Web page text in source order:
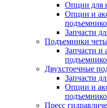
Опции для
Опции и
Запчасти
Подъемники
Запчасти и
Двухстоечные
Запчасти
Опции и
Пресс